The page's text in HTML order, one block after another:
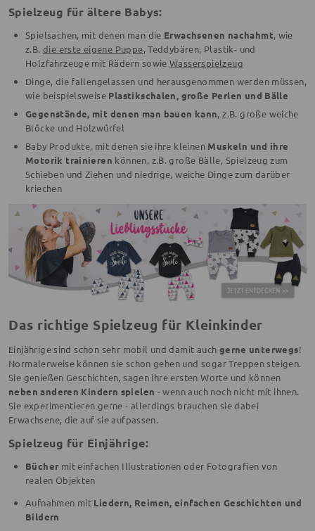
Spielzeug für ältere Babys:
Spielsachen, mit denen man die Erwachsenen nachahmt, wie
z.B. die erste eigene Puppe, Teddybären, Plastik- und
Holzfahrzeuge mit Rädern sowieWasserspielzeug
Dinge, die fallengelassen und herausgenommen werden müssen,
wie beispielsweise Plastikschalen, große Perlen und Bälle
Gegenstände, mit denen man bauen kann, z.B. große weiche
Blöcke und Holzwürfel
Baby Produkte, mit denen sie ihre kleinen Muskeln und ihre
Motorik trainieren können, z.B. große Bälle, Spielzeug zum
Schieben und Ziehen und niedrige, weiche Dinge zum darüber
kriechen
Das richtige Spielzeug für Kleinkinder
Einjährige sind schon sehr mobil und damit auch gerne unterwegs!
Normalerweise können sie schon gehen und sogar Treppen steigen.
Sie genießen Geschichten, sagen ihre ersten Worte und können
neben anderen Kindern spielen - wenn auch noch nicht mit ihnen.
Sie experimentieren gerne - allerdings brauchen sie dabei
Erwachsene, die auf sie aufpassen.
Spielzeug für Einjährige:
Bücher mit einfachen Illustrationen oder Fotografien von
realen Objekten
Aufnahmen mit Liedern, Reimen, einfachen Geschichten und
Bildern